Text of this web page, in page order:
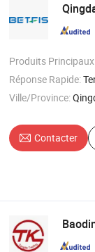
Produits
Réponse Rapide:
Ville/Province:
Contacter